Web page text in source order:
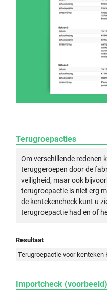
Terugroepacties
Om verschillende redenen
teruggeroepen door de
veiligheid, maar ook
terugroepactie is niet erg
de kentekencheck kunt u
terugroepactie had en of
Resultaat
Terugroepactie voor kenteken
Importcheck (voorbeeld)